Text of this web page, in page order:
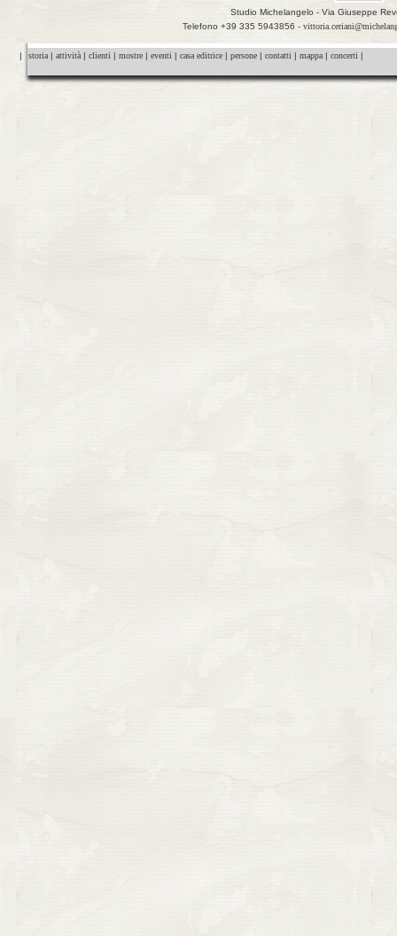
Studio Michelangelo - Via Giuseppe
Telefono +39 335 5943856 -
| storia | attività | clienti | mostre | eventi | casa editrice | persone | contatti | mappa | concerti |